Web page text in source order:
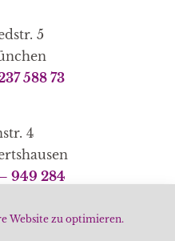
Website zu optimieren.
5
588 73
4
949 284